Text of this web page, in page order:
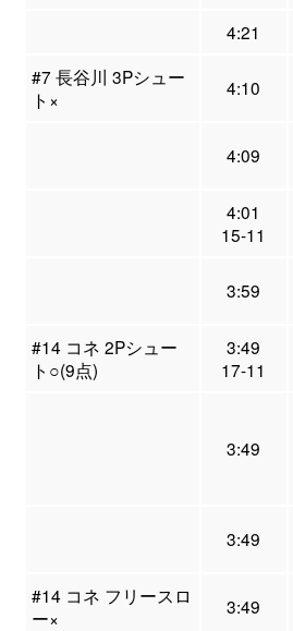
4:21
#7 長谷川 3Pシュー
ト×
4:10
4:09
4:01
15-11
3:59
#14 コネ 2Pシュー
ト○(9点)
3:49
17-11
3:49
3:49
#14 コネ フリースロ
ー×
3:49